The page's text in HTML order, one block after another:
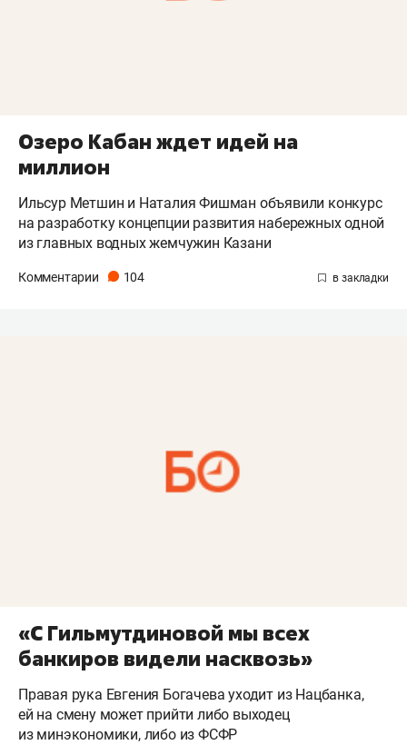
Озеро Кабан ждет идей на
миллион
Ильсур Метшин и Наталия Фишман объявили конкурс
на разработку концепции развития набережных одной
из главных водных жемчужин Казани
Комментарии 104
«С Гильмутдиновой мы всех
банкиров видели насквозь»
Правая рука Евгения Богачева уходит из Нацбанка,
ей на смену может прийти либо выходец
из минэкономики, либо из ФСФР